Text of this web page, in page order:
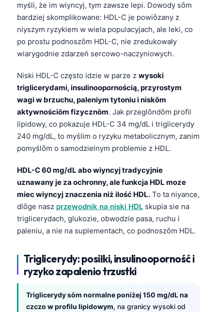
myśli, że im wiyncyj, tym zawsze lepi. Dowody sōm
bardziej skomplikowane: HDL-C je powiōzany z
niyszym ryzykiem w wiela populacyjach, ale leki, co
po prostu podnoszōm HDL-C, nie zredukowały
wiarygodnie zdarzeń sercowo-naczyniowych.
Niski HDL-C często idzie w parze z wysoki
triglicerydami, insulinoopornością, przyrostym
wagi w brzuchu, paleniym tytoniu i niskōm
aktywnościōm fizycznōm. Jak przeglōndōm profil
lipidowy, co pokazuje HDL-C 34 mg/dL i triglicerydy
240 mg/dL, to myślim o ryzyku metabolicznym, zanim
pomyślōm o samodzielnym problemie z HDL.
HDL-C 60 mg/dL abo wiyncyj tradycyjnie
uznawany je za ochronny, ale funkcja HDL moze
miec wiyncyj znaczenia niż ilość HDL. To ta niyance,
dlōge nasz przewodnik na niski HDL skupia sie na
triglicerydach, glukozie, obwodzie pasa, ruchu i
paleniu, a nie na suplementach, co podnoszōm HDL.
Triglicerydy: posiłki, insulinooporność i
ryzyko zapalenio trzustki
Triglicerydy sōm normalne poniżej 150 mg/dL na
czczo w profilu lipidowym, na granicy wysoki od